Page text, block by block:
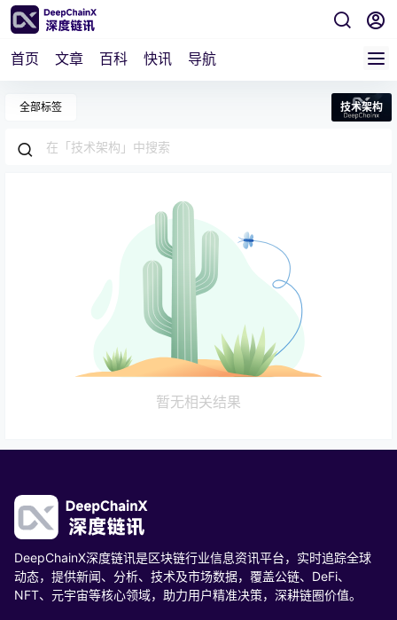
首页 文章 百科 快讯 导航
全部标签 技术架构
暂无相关结果
DeepChainX深度链讯是区块链行业信息资讯平台，实时追踪全球
动态，提供新闻、分析、技术及市场数据，覆盖公链、DeFi、
NFT、元宇宙等核心领域，助力用户精准决策，深耕链圈价值。